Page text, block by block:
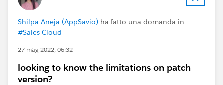
Shilpa Aneja (AppSavio) ha fatto una domanda in
#Sales Cloud
27 mag 2022, 06:32
looking to know the limitations on patch
version?